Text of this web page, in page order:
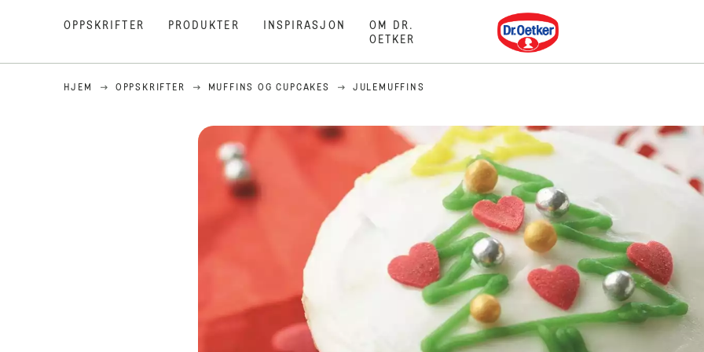
OPPSKRIFTER PRODUKTER INSPIRASJON
OM DR.
OETKER
Dr. Oetker
HJEM OPPSKRIFTER MUFFINS OG CUPCAKES JULEMUFFINS